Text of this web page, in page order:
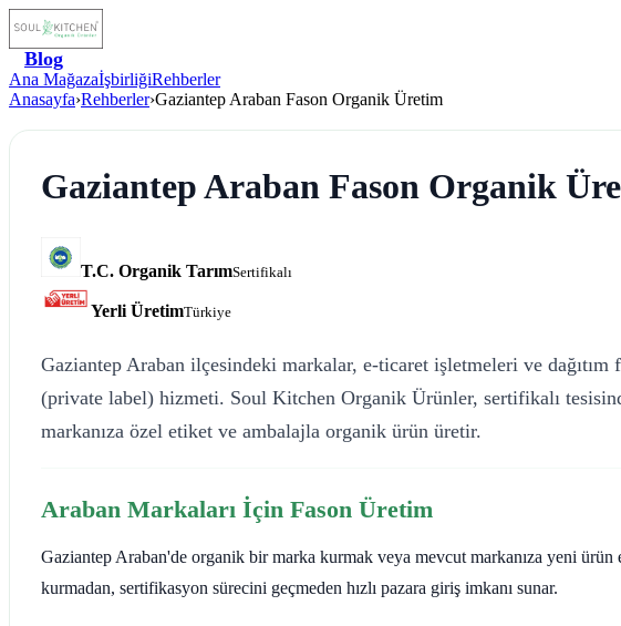
Blog
Ana MağazaİşbirliğiRehberler
Anasayfa›Rehberler›Gaziantep Araban Fason Organik Üretim
Gaziantep Araban Fason Organik
T.C. Organik TarımSertifikalı
Yerli ÜretimTürkiye
Gaziantep Araban ilçesindeki markalar, e-ticaret işletmeleri ve
(private label) hizmeti. Soul Kitchen Organik Ürünler, sertifikalı
markanıza özel etiket ve ambalajla organik ürün üretir.
Araban Markaları İçin Fason Üretim
Gaziantep Araban'de organik bir marka kurmak veya mevcut markanıza yeni ürün
kurmadan, sertifikasyon sürecini geçmeden hızlı pazara giriş imkanı sunar.